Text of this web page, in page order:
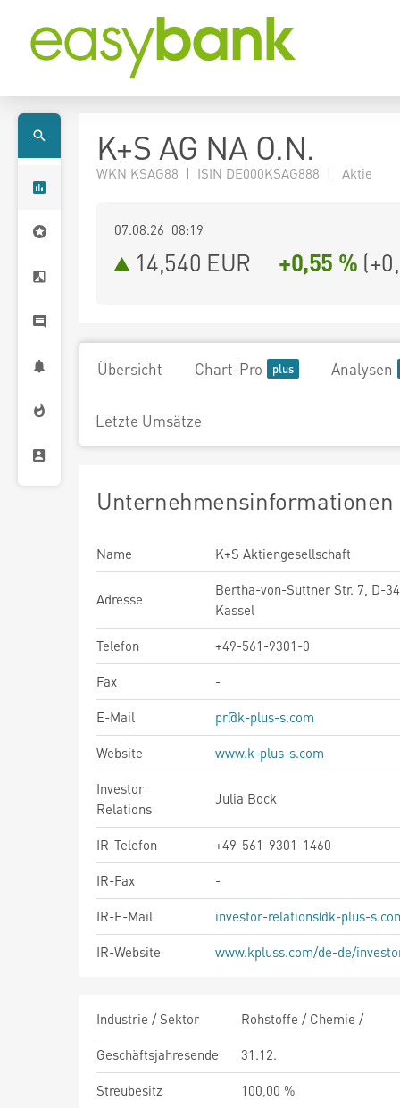
K+S AG NA O.N.
WKN KSAG88 | ISIN DE000KSAG888 | Aktie
07.08.26 08:19
14,540 EUR +0,55 % (
Übersicht Chart-Pro Analysen
Letzte Umsätze
Unternehmensinformationen
Name K+S Aktiengesellschaft
Adresse
Bertha-von-Suttner Str. 7, D-
Kassel
Telefon
+49-561-9301-0
Fax
-
E-Mail
pr@k-plus-s.com
Website
www.k-plus-s.com
Investor
Relations
Julia Bock
IR-Telefon
+49-561-9301-1460
IR-Fax
-
IR-E-Mail
investor-relations@k-plus-
IR-Website
www.kpluss.com/de-de/
Industrie / Sektor
Rohstoffe / Chemie /
Geschäftsjahresende
31.12.
Streubesitz
100,00 %